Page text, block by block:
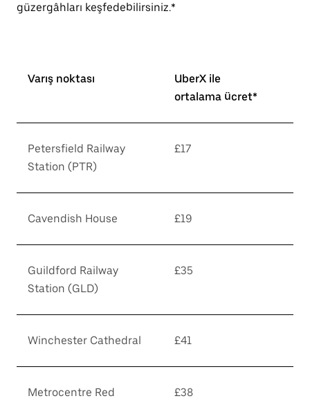
güzergâhları keşfedebilirsiniz.*
Varış noktası
UberX ile
ortalama ücret*
Petersfield Railway
Station (PTR)
£17
Cavendish House £19
Guildford Railway
Station (GLD)
£35
Winchester Cathedral £41
Metrocentre Red
£38